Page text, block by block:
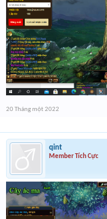
20 Tháng một 2022
qint
Member Tích Cực